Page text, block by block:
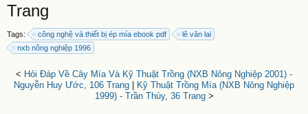
Trang
Tags: công nghệ và thiết bị ép mía ebook pdf
lê văn lai
nxb nông nghiệp 1996
< Hỏi Đáp Về Cây Mía Và Kỹ Thuật Trồng (NXB Nông Nghiệp 2001) -
Nguyễn Huy Ước, 106 Trang
Kỹ Thuật Trồng Mía (NXB Nông Nghiệp
1999) - Trần Thùy, 36 Trang>